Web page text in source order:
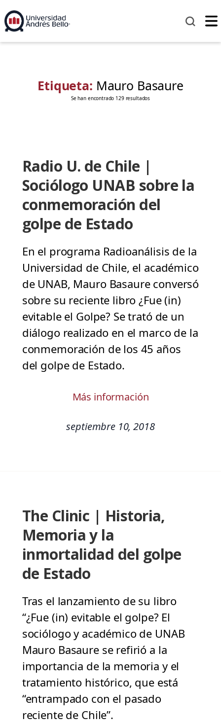
Etiqueta: Mauro Basaure
Se han encontrado 129 resultados
Radio U. de Chile |
Sociólogo UNAB sobre la
conmemoración del
golpe de Estado
En el programa Radioanálisis de la
Universidad de Chile, el académico
de UNAB, Mauro Basaure conversó
sobre su reciente libro ¿Fue (in)
evitable el Golpe? Se trató de un
diálogo realizado en el marco de la
conmemoración de los 45 años
del golpe de Estado.
Más información
septiembre 10, 2018
The Clinic | Historia,
Memoria y la
inmortalidad del golpe
de Estado
Tras el lanzamiento de su libro
“¿Fue (in) evitable el golpe? El
sociólogo y académico de UNAB
Mauro Basaure se refirió a la
importancia de la memoria y el
tratamiento histórico, que está
“entrampado con el pasado
reciente de Chile”.